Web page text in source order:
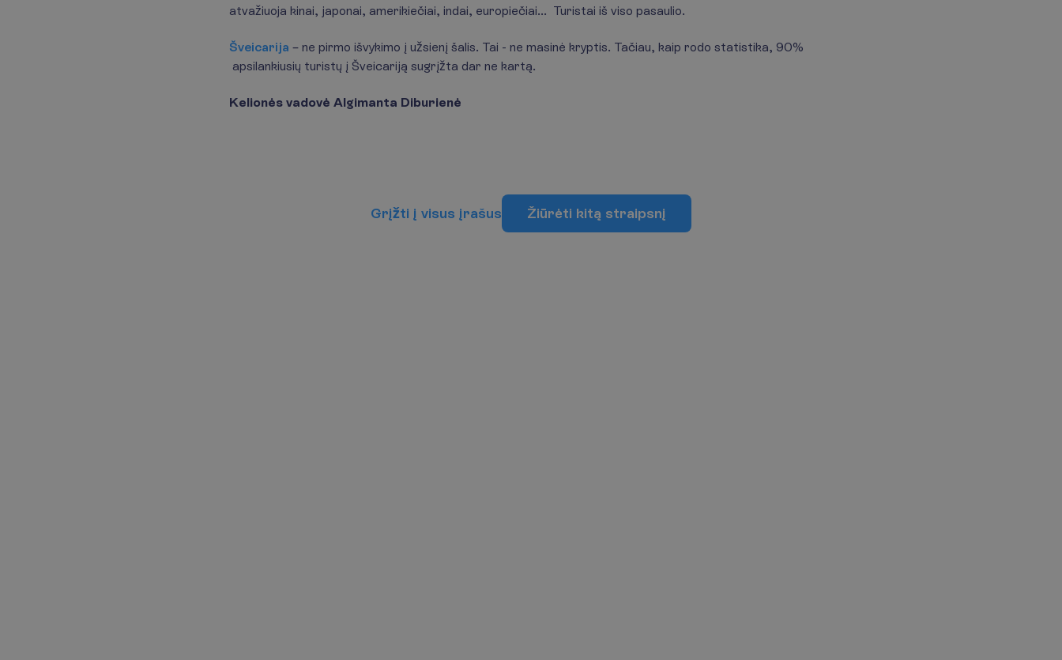
atvažiuoja kinai, japonai, amerikiečiai, indai, europiečiai... Turistai iš viso pasaulio.
Šveicarija– ne pirmo išvykimo į užsienį šalis. Tai - ne masinė kryptis. Tačiau, kaip rodo statistika, 90%
apsilankiusių turistų į Šveicariją sugrįžta dar ne kartą.
Kelionės vadovė Algimanta Diburienė
Grįžti į visus įrašus Žiūrėti kitą straipsnį